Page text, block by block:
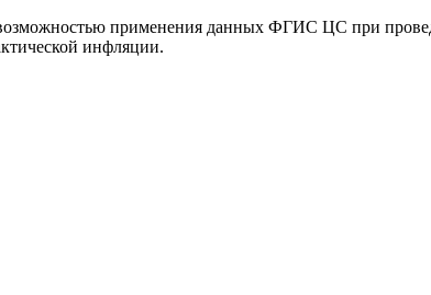
применения данных ФГИС ЦС при
инфляции.